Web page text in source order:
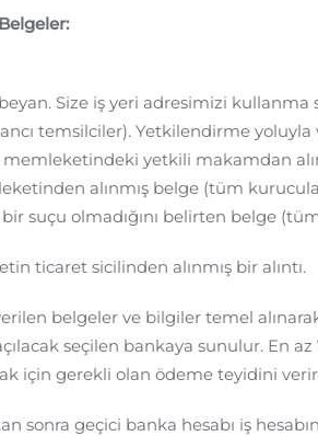
Size iş yeri adresimizi kullanma
temsilciler). Yetkilendirme yoluyla
yetkili makamdan
alınmış belge (tüm
suçu olmadığını belirten belge
ticaret sicilinden alınmış bir alıntı.
belgeler ve bilgiler temel
seçilen bankaya sunulur. En
için gerekli olan ödeme teyidini
sonra geçici banka hesabı iş